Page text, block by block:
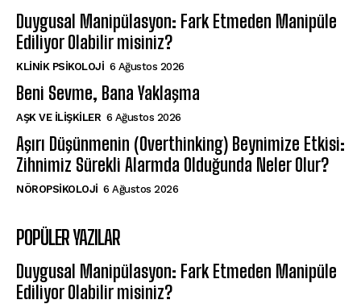
Duygusal Manipülasyon: Fark Etmeden Manipüle
Ediliyor Olabilir misiniz?
KLINIK PSIKOLOJI 6 Ağustos 2026
Beni Sevme, Bana Yaklaşma
AŞK VE İLIŞKILER 6 Ağustos 2026
Aşırı Düşünmenin (Overthinking) Beynimize Etkisi:
Zihnimiz Sürekli Alarmda Olduğunda Neler Olur?
NÖROPSIKOLOJI 6 Ağustos 2026
POPÜLER YAZILAR
Duygusal Manipülasyon: Fark Etmeden Manipüle
Ediliyor Olabilir misiniz?